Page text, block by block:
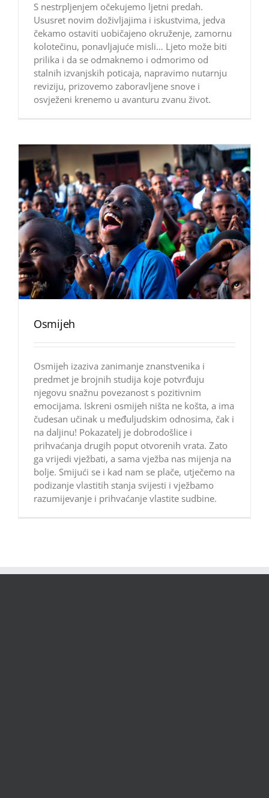
S nestrpljenjem očekujemo ljetni predah.
Ususret novim doživljajima i iskustvima, jedva
čekamo ostaviti uobičajeno okruženje, zamornu
kolotečinu, ponavljajuće misli… Ljeto može biti
prilika i da se odmaknemo i odmorimo od
stalnih izvanjskih poticaja, napravimo nutarnju
reviziju, prizovemo zaboravljene snove i
osvježeni krenemo u avanturu zvanu život.
Osmijeh
Osmijeh izaziva zanimanje znanstvenika i
predmet je brojnih studija koje potvrđuju
njegovu snažnu povezanost s pozitivnim
emocijama. Iskreni osmijeh ništa ne košta, a ima
čudesan učinak u međuljudskim odnosima, čak i
na daljinu! Pokazatelj je dobrodošlice i
prihvaćanja drugih poput otvorenih vrata. Zato
ga vrijedi vježbati, a sama vježba nas mijenja na
bolje. Smijući se i kad nam se plače, utječemo na
podizanje vlastitih stanja svijesti i vježbamo
razumijevanje i prihvaćanje vlastite sudbine.